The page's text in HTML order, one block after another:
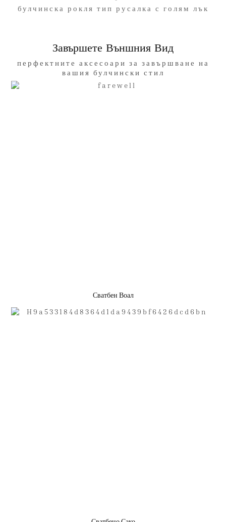
булчинска рокля тип русалка с голям лък
Завършете Външния Вид
перфектните аксесоари за завършване на
вашия булчински стил
Сватбен Воал